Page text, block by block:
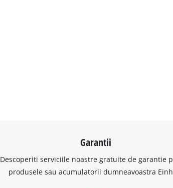
Garantii
Descoperiti serviciile noastre gratuite de garantie
produsele sau acumulatorii dumneavoastra